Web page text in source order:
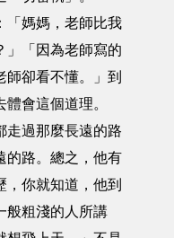
「媽媽，老師比我
」「因為老師寫的
卻看不懂。」到
會這個道理。
過那麼長遠的路
的路。總之，他有
你就知道，他到
般粗淺的人所講